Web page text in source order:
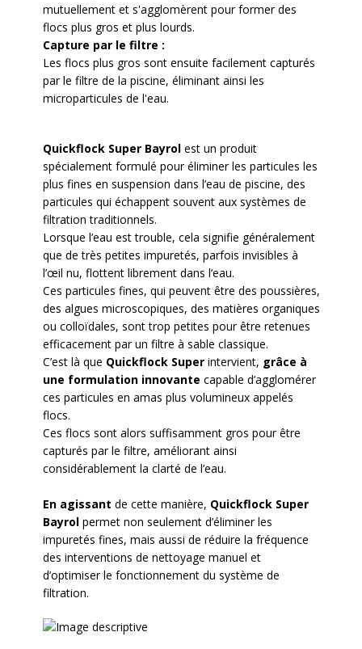
mutuellement et s'agglomèrent pour former des
flocs plus gros et plus lourds.
Capture par le filtre :
Les flocs plus gros sont ensuite facilement capturés
par le filtre de la piscine, éliminant ainsi les
microparticules de l'eau.
Quickflock Super Bayrolest un produit
spécialement formulé pour éliminer les particules les
plus fines en suspension dans l’eau de piscine, des
particules qui échappent souvent aux systèmes de
filtration traditionnels.
Lorsque l’eau est trouble, cela signifie généralement
que de très petites impuretés, parfois invisibles à
l’œil nu, flottent librement dans l’eau.
Ces particules fines, qui peuvent être des poussières,
des algues microscopiques, des matières organiques
ou colloïdales, sont trop petites pour être retenues
efficacement par un filtre à sable classique.
C’est là que Quickflock Superintervient, grâce à
une formulation innovante capable d’agglomérer
ces particules en amas plus volumineux appelés
flocs.
Ces flocs sont alors suffisamment gros pour être
capturés par le filtre, améliorant ainsi
considérablement la clarté de l’eau.
En agissant de cette manière, Quickflock Super
Bayrolpermet non seulement d’éliminer les
impuretés fines, mais aussi de réduire la fréquence
des interventions de nettoyage manuel et
d’optimiser le fonctionnement du système de
filtration.